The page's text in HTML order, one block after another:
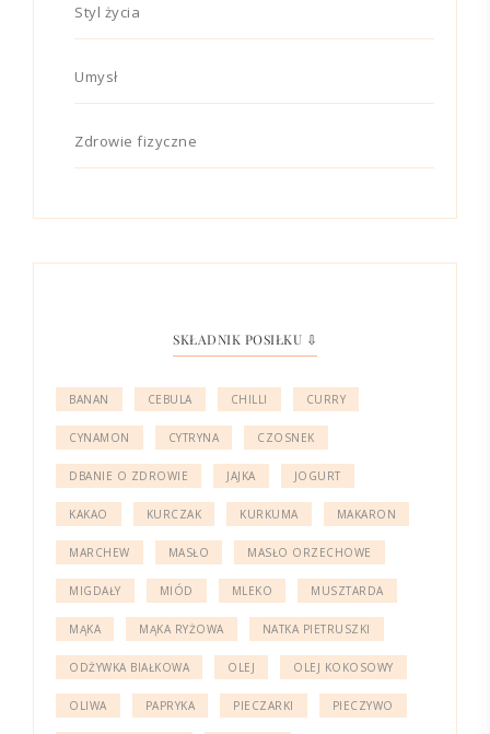
Styl życia
Umysł
Zdrowie fizyczne
SKŁADNIK POSIŁKU ⇩
BANAN CEBULA CHILLI CURRY
CYNAMON CYTRYNA CZOSNEK
DBANIE O ZDROWIE JAJKA JOGURT
KAKAO KURCZAK KURKUMA MAKARON
MARCHEW MASŁO MASŁO ORZECHOWE
MIGDAŁY MIÓD MLEKO MUSZTARDA
MĄKA MĄKA RYŻOWA NATKA PIETRUSZKI
ODŻYWKA BIAŁKOWA OLEJ OLEJ KOKOSOWY
OLIWA PAPRYKA PIECZARKI PIECZYWO